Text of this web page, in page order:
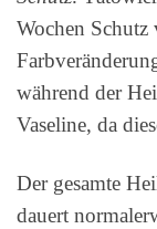
Wochen
während der
Vaseline, da
Der gesamte
dauert